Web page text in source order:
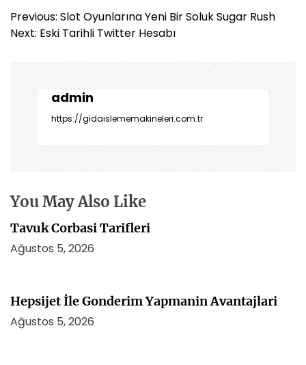
Y
a
ı
g
e
z
i
n
m
s
i
Previous: Slot Oyunlarına Yeni Bir Soluk Sugar Rush
Next: Eski Tarihli Twitter Hesabı
admin
https://gidaislememakineleri.com.tr
You May Also Like
Tavuk Corbasi Tarifleri
Ağustos 5, 2026
Hepsijet İle Gonderim Yapmanin Avantajlari
Ağustos 5, 2026